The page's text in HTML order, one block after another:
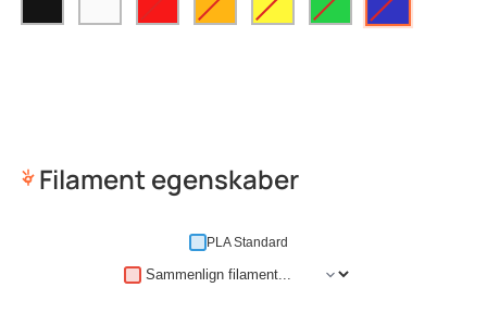
Filament egenskaber
PLA Standard